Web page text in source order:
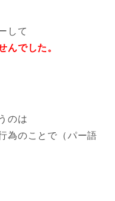
して
んでした。
のは
為のことで（パー語